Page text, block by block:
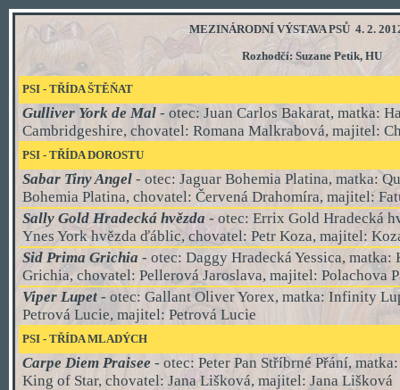
MEZINÁRODNÍ VÝSTAVA PSŮ 4. 2.
Rozhodčí: Suzane Petik, HU
PSI - TŘÍDAŠTĚŇAT
Gulliver York de Mal - otec: Juan Carlos Bakarat, matka:
Cambridgeshire, chovatel: Romana Malkrabová, majitel:
PSI - TŘÍDA DOROSTU
Sabar Tiny Angel - otec: Jaguar Bohemia Platina, matka:
Bohemia Platina, chovatel: Červená Drahomíra, majitel:
Sally Gold Hradecká hvězda - otec: Errix Gold Hradecká
Ynes York hvězda ďáblic, chovatel: Petr Koza, majitel:
Sid Prima Grichia - otec: Daggy Hradecká Yessica, matka:
Grichia, chovatel: Pellerová Jaroslava, majitel: Polachova
Viper Lupet - otec: Gallant Oliver Yorex, matka: Infinity
Petrová Lucie, majitel: Petrová Lucie
PSI - TŘÍDAMLADÝCH
Carpe Diem Praisee - otec: Peter Pan Stříbrné Přání,
King of Star, chovatel: Jana Lišková, majitel: Jana Lišková